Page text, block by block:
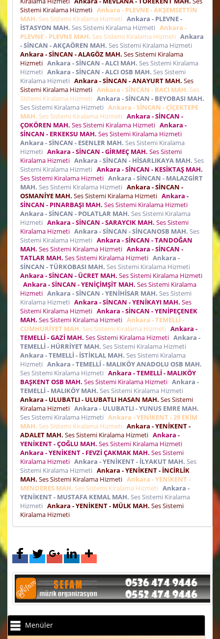
Sistemi Kiralama Hizmeti Ankara - PLEVNE - AKŞEMSETTİN
MAH. Ses Sistemi Kiralama Hizmeti Ankara - PLEVNE -
İSTASYON MAH. Ses Sistemi Kiralama Hizmeti Ankara -
PLEVNE - PLEVNE MAH. Ses Sistemi Kiralama Hizmeti Ankara
- SİNCAN - AKÇAÖREN MAH. Ses Sistemi Kiralama Hizmeti
Ankara - SİNCAN - ALAGÖZ MAH. Ses Sistemi Kiralama
Hizmeti Ankara - SİNCAN - ALCI MAH. Ses Sistemi Kiralama
Hizmeti Ankara - SİNCAN - ALCI OSB MAH. Ses Sistemi
Kiralama Hizmeti Ankara - SİNCAN - ANAYURT MAH. Ses
Sistemi Kiralama Hizmeti Ankara - SİNCAN - BACI MAH. Ses
Sistemi Kiralama Hizmeti Ankara - SİNCAN - BEYOBASI MAH.
Ses Sistemi Kiralama Hizmeti Ankara - SİNCAN - ÇİÇEKTEPE
MAH. Ses Sistemi Kiralama Hizmeti Ankara - SİNCAN -
ÇOKÖREN MAH. Ses Sistemi Kiralama Hizmeti Ankara -
SİNCAN - ERKEKSU MAH. Ses Sistemi Kiralama Hizmeti
Ankara - SİNCAN - ESENLER MAH. Ses Sistemi Kiralama
Hizmeti Ankara - SİNCAN - GİRMEÇ MAH. Ses Sistemi
Kiralama Hizmeti Ankara - SİNCAN - HİSARLIKAYA MAH. Ses
Sistemi Kiralama Hizmeti Ankara - SİNCAN - KESİKTAŞ MAH.
Ses Sistemi Kiralama Hizmeti Ankara - SİNCAN - MALAZGİRT
MAH. Ses Sistemi Kiralama Hizmeti Ankara - SİNCAN -
OSMANİYE MAH. Ses Sistemi Kiralama Hizmeti Ankara -
SİNCAN - PINARBAŞI MAH. Ses Sistemi Kiralama Hizmeti
Ankara - SİNCAN - POLATLAR MAH. Ses Sistemi Kiralama
Hizmeti Ankara - SİNCAN - SARAYCIK MAH. Ses Sistemi
Kiralama Hizmeti Ankara - SİNCAN - SİNCANOSB MAH. Ses
Sistemi Kiralama Hizmeti Ankara - SİNCAN - TANDOĞAN
MAH. Ses Sistemi Kiralama Hizmeti Ankara - SİNCAN -
TATLAR MAH. Ses Sistemi Kiralama Hizmeti Ankara -
SİNCAN - TÜRKOBASI MAH. Ses Sistemi Kiralama Hizmeti
Ankara - SİNCAN - ÜCRET MAH. Ses Sistemi Kiralama Hizmeti
Ankara - SİNCAN - YENİÇİMŞİT MAH. Ses Sistemi Kiralama
Hizmeti Ankara - SİNCAN - YENİHİSAR MAH. Ses Sistemi
Kiralama Hizmeti Ankara - SİNCAN - YENİKAYI MAH. Ses
Sistemi Kiralama Hizmeti Ankara - SİNCAN - YENİPEÇENEK
MAH. Ses Sistemi Kiralama Hizmeti Ankara - TEMELLİ -
CUMHURİYET MAH. Ses Sistemi Kiralama Hizmeti Ankara -
TEMELLİ - GAZİ MAH. Ses Sistemi Kiralama Hizmeti Ankara -
TEMELLİ - HÜRRİYET MAH. Ses Sistemi Kiralama Hizmeti
Ankara - TEMELLİ - İSTİKLAL MAH. Ses Sistemi Kiralama
Hizmeti Ankara - TEMELLİ - MALIKÖY ANADOLU OSB MAH.
Ses Sistemi Kiralama Hizmeti Ankara - TEMELLİ - MALIKÖY
BAŞKENT OSB MAH. Ses Sistemi Kiralama Hizmeti Ankara -
TEMELLİ - MALIKÖY MAH. Ses Sistemi Kiralama Hizmeti
Ankara - ULUBATLI - ULUBATLI HASAN MAH. Ses Sistemi
Kiralama Hizmeti Ankara - ULUBATLI - YUNUS EMRE MAH.
Ses Sistemi Kiralama Hizmeti Ankara - YENİKENT - 29 EKİM
MAH. Ses Sistemi Kiralama Hizmeti Ankara - YENİKENT -
ADALET MAH. Ses Sistemi Kiralama Hizmeti Ankara -
YENİKENT - ÇOĞLU MAH. Ses Sistemi Kiralama Hizmeti
Ankara - YENİKENT - FEVZİ ÇAKMAK MAH. Ses Sistemi
Kiralama Hizmeti Ankara - YENİKENT - İLYAKUT MAH. Ses
Sistemi Kiralama Hizmeti Ankara - YENİKENT - İNCİRLİK
MAH. Ses Sistemi Kiralama Hizmeti Ankara - YENİKENT -
MENDERES MAH. Ses Sistemi Kiralama Hizmeti Ankara -
YENİKENT - MUSTAFA KEMAL MAH. Ses Sistemi Kiralama
Hizmeti Ankara - YENİKENT - MÜLK MAH. Ses Sistemi
Kiralama Hizmeti
Menüler